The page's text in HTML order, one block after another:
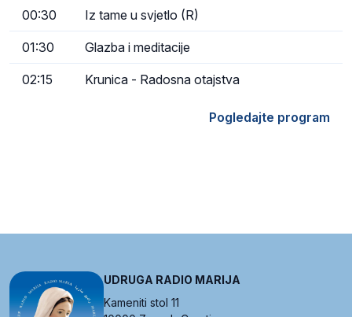
00:30 Iz tame u svjetlo (R)
01:30 Glazba i meditacije
02:15 Krunica - Radosna otajstva
Pogledajte program
UDRUGA RADIO MARIJA
Kameniti stol 11